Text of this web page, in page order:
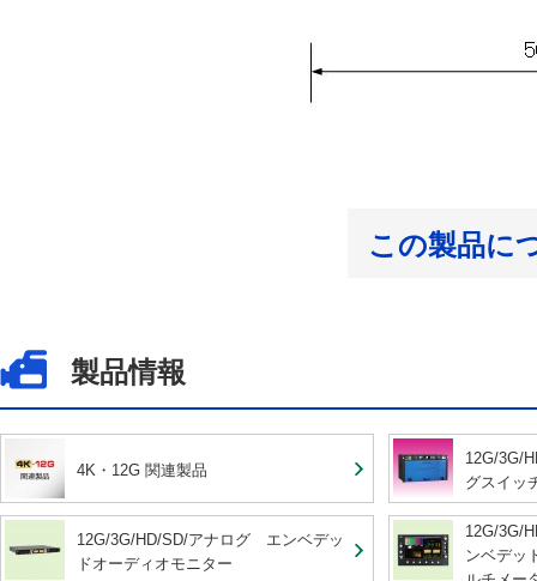
この製品に
製品情報
4K・12G 関連製品
12G/3G/
グスイッ
12G/3G/HD/SD/アナログ エンベデッ
ドオーディオモニター
12G/3G/
ンベデッ